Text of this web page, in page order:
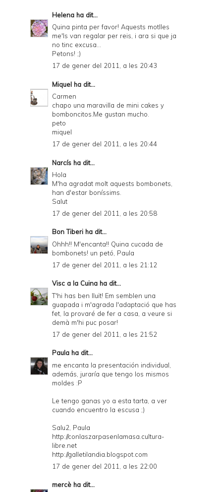
Helena ha dit...
Quina pinta per favor! Aquests motlles
me'ls van regalar per reis, i ara si que ja
no tinc excusa...
Petons! ;)
17 de gener del 2011, a les 20:43
Miquel ha dit...
Carmen
chapo una maravilla de mini cakes y
bomboncitos.Me gustan mucho.
peto
miquel
17 de gener del 2011, a les 20:44
Narcís ha dit...
Hola
M'ha agradat molt aquests bombonets,
han d'estar boníssims.
Salut
17 de gener del 2011, a les 20:58
Bon Tiberi ha dit...
Ohhh!! M'encanta!! Quina cucada de
bombonets! un petó, Paula
17 de gener del 2011, a les 21:12
Visc a la Cuina ha dit...
T'hi has ben lluït! Em semblen una
guapada i m'agrada l'adaptació que has
fet, la provaré de fer a casa, a veure si
demà m'hi puc posar!
17 de gener del 2011, a les 21:52
Paula ha dit...
me encanta la presentación individual,
además, juraría que tengo los mismos
moldes :P
Le tengo ganas yo a esta tarta, a ver
cuando encuentro la escusa ;)
Salu2, Paula
http://conlaszarpasenlamasa.cultura-
libre.net
http://galletilandia.blogspot.com
17 de gener del 2011, a les 22:00
mercè ha dit...